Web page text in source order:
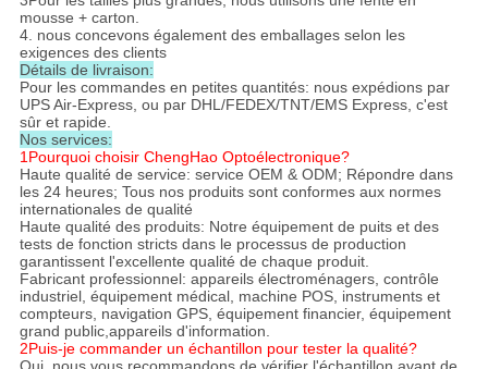
mousse + carton.
4. nous concevons également des emballages selon les
exigences des clients
Détails de livraison:
Pour les commandes en petites quantités: nous expédions par
UPS Air-Express, ou par DHL/FEDEX/TNT/EMS Express, c'est
sûr et rapide.
Nos services:
1Pourquoi choisir ChengHao Optoélectronique?
Haute qualité de service: service OEM & ODM; Répondre dans
les 24 heures; Tous nos produits sont conformes aux normes
internationales de qualité
Haute qualité des produits: Notre équipement de puits et des
tests de fonction stricts dans le processus de production
garantissent l'excellente qualité de chaque produit.
Fabricant professionnel: appareils électroménagers, contrôle
industriel, équipement médical, machine POS, instruments et
compteurs, navigation GPS, équipement financier, équipement
grand public,appareils d'information.
2Puis-je commander un échantillon pour tester la qualité?